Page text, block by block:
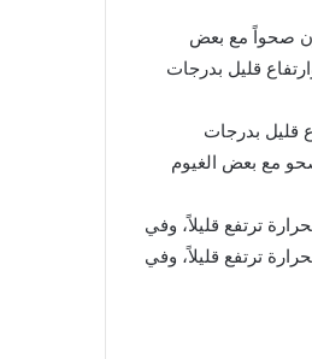
صحواً مع بعض
قليل بدرجات
قليل بدرجات
مع بعض الغيوم
ترتفع قليلاً، وفي
ترتفع قليلاً، وفي